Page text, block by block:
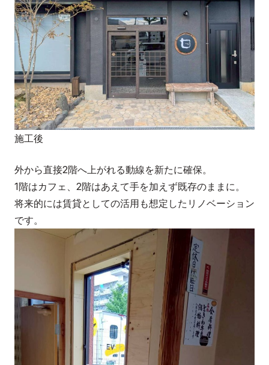
施工後
外から直接2階へ上がれる動線を新たに確保。
1階はカフェ、2階はあえて手を加えず既存のままに。
将来的には賃貸としての活用も想定したリノベーション
です。